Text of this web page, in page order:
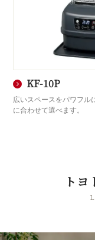
KF-10P
広いスペースをパワフル
に合わせて選べます。
ト